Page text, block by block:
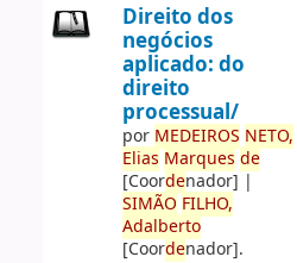
Direito dos
negócios
aplicado: do
direito
processual/
por MEDEIROS NETO,
Elias Marques de
[Coordenador] |
SIMÃO FILHO,
Adalberto
[Coordenador].